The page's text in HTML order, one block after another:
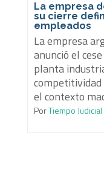
La empresa
su cierre
empleados
La empresa
anunció el
planta
el contexto
PorTiempo Judicial